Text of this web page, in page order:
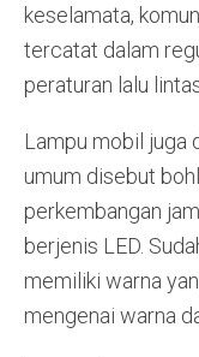
keselamata,
tercatat dalam
peraturan lalu
Lampu mobil juga
umum disebut
perkembangan
berjenis LED.
memiliki warna
mengenai warna